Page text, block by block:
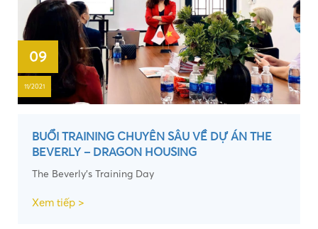
09
11/2021
BUỔI TRAINING CHUYÊN SÂU VỀ DỰ ÁN THE
BEVERLY – DRAGON HOUSING
The Beverly's Training Day
Xem tiếp >